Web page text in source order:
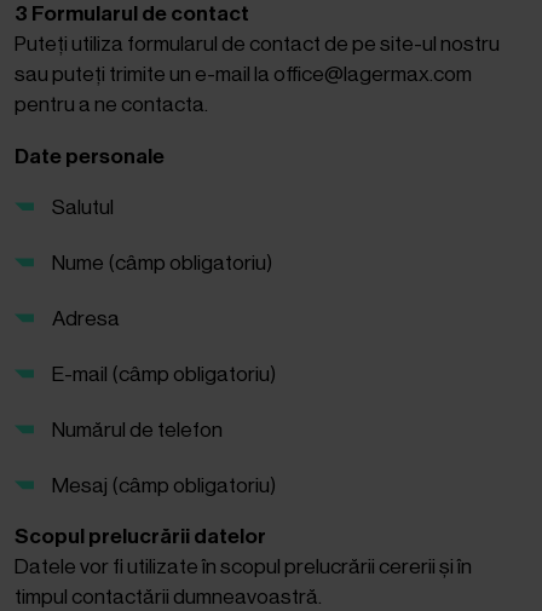
3 Formularul de contact
Puteți utiliza formularul de contact de pe site-ul nostru
sau puteți trimite un e-mail la office@lagermax.com
pentru a ne contacta.
Date personale
Salutul
Nume (câmp obligatoriu)
Adresa
E-mail (câmp obligatoriu)
Numărul de telefon
Mesaj (câmp obligatoriu)
Scopul prelucrării datelor
Datele vor fi utilizate în scopul prelucrării cererii și în
timpul contactării dumneavoastră.